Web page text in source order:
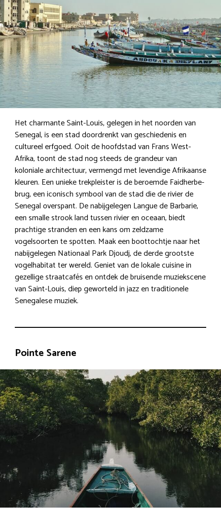
Het charmante Saint-Louis, gelegen in het noorden van
Senegal, is een stad doordrenkt van geschiedenis en
cultureel erfgoed. Ooit de hoofdstad van Frans West-
Afrika, toont de stad nog steeds de grandeur van
koloniale architectuur, vermengd met levendige Afrikaanse
kleuren. Een unieke trekpleister is de beroemde Faidherbe-
brug, een iconisch symbool van de stad die de rivier de
Senegal overspant. De nabijgelegen Langue de Barbarie,
een smalle strook land tussen rivier en oceaan, biedt
prachtige stranden en een kans om zeldzame
vogelsoorten te spotten. Maak een boottochtje naar het
nabijgelegen Nationaal Park Djoudj, de derde grootste
vogelhabitat ter wereld. Geniet van de lokale cuisine in
gezellige straatcafés en ontdek de bruisende muziekscene
van Saint-Louis, diep geworteld in jazz en traditionele
Senegalese muziek.
Pointe Sarene